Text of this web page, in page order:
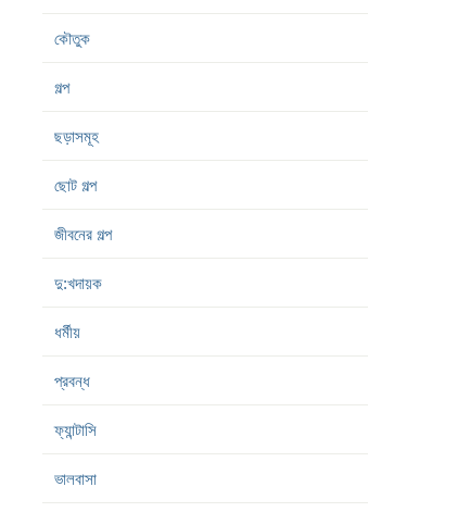
কৌতুক
গল্প
ছড়াসমূহ
ছোট গল্প
জীবনের গল্প
দু:খদায়ক
ধর্মীয়
প্রবন্ধ
ফ্যান্টাসি
ভালবাসা